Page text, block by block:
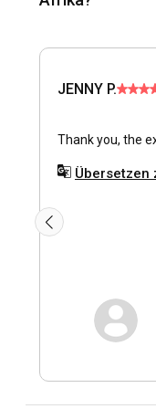
unerforschten
oder an lebhaften
verschiedenen
Wichtige
afrikanischen
angekommen sind,
Fülle zur
JENNY P.
Thank you, the
Übersetzen